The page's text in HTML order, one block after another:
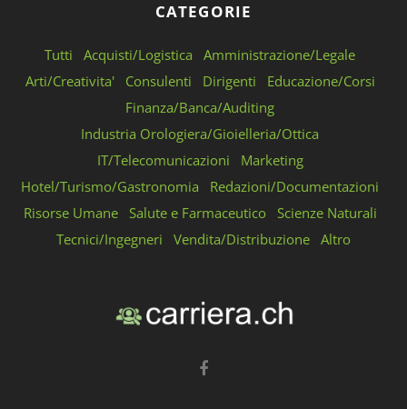
CATEGORIE
Tutti Acquisti/Logistica
Amministrazione/Legale
Arti/Creativita'
Consulenti Dirigenti
Educazione/Corsi
Finanza/Banca/Auditing
Industria Orologiera/Gioielleria/Ottica
IT/Telecomunicazioni
Marketing
Hotel/Turismo/Gastronomia
Redazioni/Documentazioni
Risorse Umane
Salute e Farmaceutico
Scienze Naturali
Tecnici/Ingegneri
Vendita/Distribuzione Altro